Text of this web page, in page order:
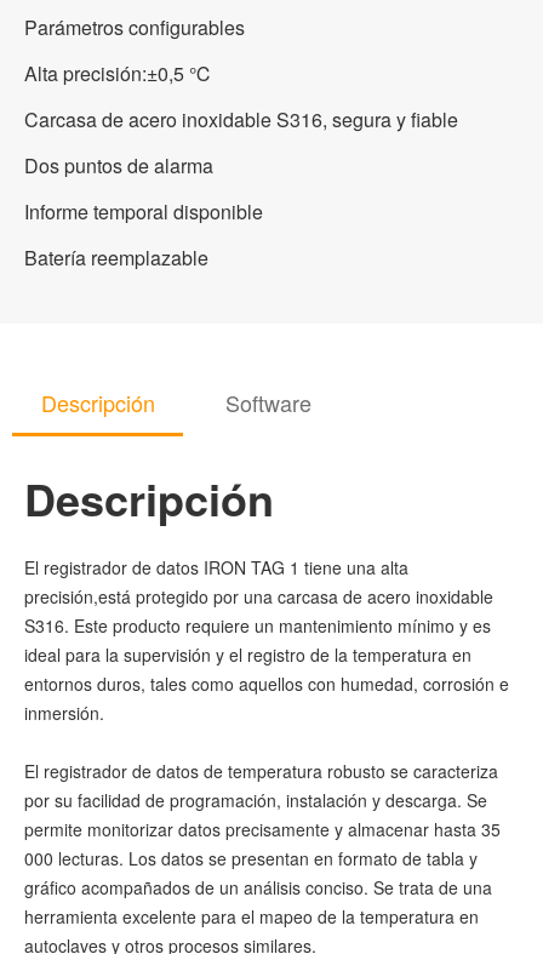
Parámetros configurables
Alta precisión:±0,5 ℃
Carcasa de acero inoxidable S316, segura y fiable
Dos puntos de alarma
Informe temporal disponible
Batería reemplazable
Descripción Software
Descripción
El registrador de datos IRON TAG 1 tiene una alta
precisión,está protegido por una carcasa de acero inoxidable
S316. Este producto requiere un mantenimiento mínimo y es
ideal para la supervisión y el registro de la temperatura en
entornos duros, tales como aquellos con humedad, corrosión e
inmersión.
El registrador de datos de temperatura robusto se caracteriza
por su facilidad de programación, instalación y descarga. Se
permite monitorizar datos precisamente y almacenar hasta 35
000 lecturas. Los datos se presentan en formato de tabla y
gráfico acompañados de un análisis conciso. Se trata de una
herramienta excelente para el mapeo de la temperatura en
autoclaves y otros procesos similares.